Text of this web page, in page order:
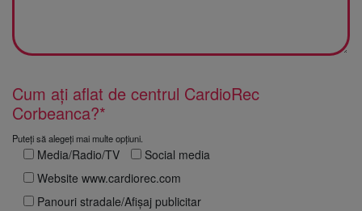
Cum ați aflat de centrul CardioRec
Corbeanca?*
Puteți să alegeți mai multe opțiuni.
Media/Radio/TV
Social media
Website www.cardiorec.com
Panouri stradale/Afișaj publicitar